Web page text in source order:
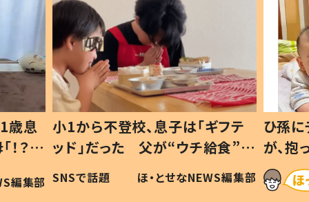
フテ
食”を
編集部
ひ孫にデレデレな80歳じいじ
が、抱っこすると…ひ孫の反応に
「涙が出ました」「可愛くて仕方な
い」
ほ・とせなNEWS編集部